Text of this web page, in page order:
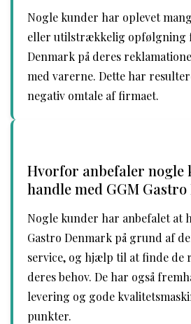
Nogle kunder har oplevet
eller utilstrækkelig opfølgning
Denmark på deres
med varerne. Dette har
negativ omtale af firmaet.
Hvorfor anbefaler nogle
handle med GGM
Nogle kunder har anbefalet at
Gastro Denmark på grund af
service, og hjælp til at finde de
deres behov. De har også
levering og gode
punkter.